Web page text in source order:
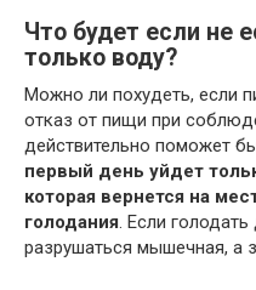
Что будет если не
только воду?
Можно ли похудеть, если
отказ от пищи при
действительно поможет
первый день уйдет
которая вернется на
голодания. Если
разрушаться мышечная, а